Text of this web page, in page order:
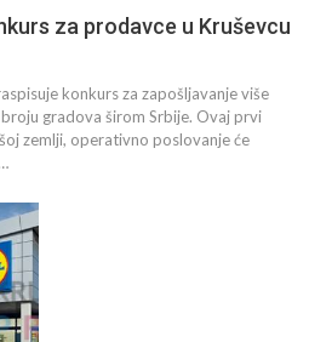
za prodavce u Kruševcu
konkurs za zapošljavanje više
gradova širom Srbije. Ovaj prvi
zemlji, operativno poslovanje će